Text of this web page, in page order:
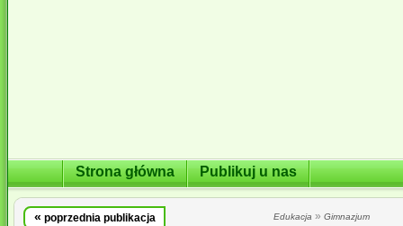
Strona główna Publikuj u nas
« poprzednia publikacja Edukacja » Gimnazjum